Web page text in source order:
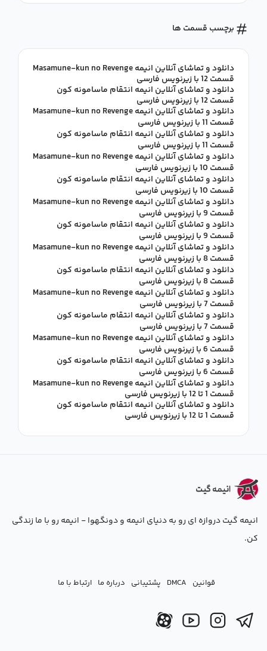
برچسب قسمت ها
دانلود و تماشای آنلاین انیمه Masamune-kun no Revenge
قسمت 12 با زیرنویس فارسی
دانلود و تماشای آنلاین انیمه انتقام ماسامونه کون
قسمت 12 با زیرنویس فارسی
دانلود و تماشای آنلاین انیمه Masamune-kun no Revenge
قسمت 11 با زیرنویس فارسی
دانلود و تماشای آنلاین انیمه انتقام ماسامونه کون
قسمت 11 با زیرنویس فارسی
دانلود و تماشای آنلاین انیمه Masamune-kun no Revenge
قسمت 10 با زیرنویس فارسی
دانلود و تماشای آنلاین انیمه انتقام ماسامونه کون
قسمت 10 با زیرنویس فارسی
دانلود و تماشای آنلاین انیمه Masamune-kun no Revenge
قسمت 9 با زیرنویس فارسی
دانلود و تماشای آنلاین انیمه انتقام ماسامونه کون
قسمت 9 با زیرنویس فارسی
دانلود و تماشای آنلاین انیمه Masamune-kun no Revenge
قسمت 8 با زیرنویس فارسی
دانلود و تماشای آنلاین انیمه انتقام ماسامونه کون
قسمت 8 با زیرنویس فارسی
دانلود و تماشای آنلاین انیمه Masamune-kun no Revenge
قسمت 7 با زیرنویس فارسی
دانلود و تماشای آنلاین انیمه انتقام ماسامونه کون
قسمت 7 با زیرنویس فارسی
دانلود و تماشای آنلاین انیمه Masamune-kun no Revenge
قسمت 6 با زیرنویس فارسی
دانلود و تماشای آنلاین انیمه انتقام ماسامونه کون
قسمت 6 با زیرنویس فارسی
دانلود و تماشای آنلاین انیمه Masamune-kun no Revenge
قسمت 1 تا 12 با زیرنویس فارسی
دانلود و تماشای آنلاین انیمه انتقام ماسامونه کون
قسمت 1 تا 12 با زیرنویس فارسی
انیمه گیت دروازه ای رو به دنیای انیمه و دونگهوا - انیمه رو با ما زندگی
کن.
قوانین DMCA پشتیبانی درباره ما ارتباط با ما